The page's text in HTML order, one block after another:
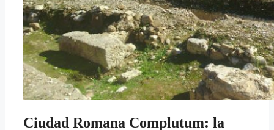
Ciudad Romana Complutum: la